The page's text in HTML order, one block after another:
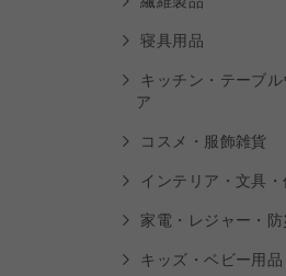
寝具用品
キッチン・テーブル
ア
コスメ・服飾雑貨
インテリア・文具・
家電・レジャー・防
キッズ・ベビー用品
このサ